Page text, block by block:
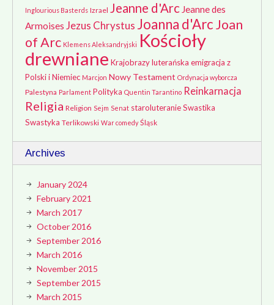
Inglourious Basterds Izrael Jeanne d'Arc Jeanne des
Armoises Jezus Chrystus Joanna d'ArcJoan
of Arc Klemens Aleksandryjski Kościoły
drewniane Krajobrazyluterańska emigracja z
Polski i Niemiec Marcjon Nowy Testament Ordynacja wyborcza
Palestyna Parlament Polityka Quentin Tarantino Reinkarnacja
Religia Religion Sejm Senat staroluteranieSwastika
Swastyka Terlikowski War comedy Śląsk
Archives
January 2024
February 2021
March 2017
October 2016
September 2016
March 2016
November 2015
September 2015
March 2015